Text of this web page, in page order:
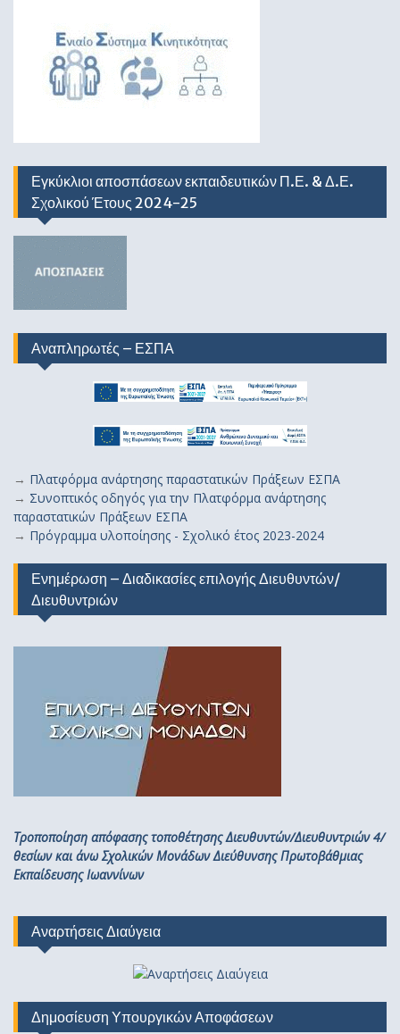
Εγκύκλιοι αποσπάσεων εκπαιδευτικών Π.Ε. & Δ.Ε.
Σχολικού Έτους 2024-25
Αναπληρωτές – ΕΣΠΑ
→ Πλατφόρμα ανάρτησης παραστατικών Πράξεων ΕΣΠΑ
→ Συνοπτικός οδηγός για την Πλατφόρμα ανάρτησης
παραστατικών Πράξεων ΕΣΠΑ
→ Πρόγραμμα υλοποίησης - Σχολικό έτος 2023-2024
Ενημέρωση – Διαδικασίες επιλογής Διευθυντών/
Διευθυντριών
Τροποποίηση απόφασης τοποθέτησης Διευθυντών/Διευθυντριών 4/
θεσίων και άνω Σχολικών Μονάδων Διεύθυνσης Πρωτοβάθμιας
Εκπαίδευσης Ιωαννίνων
Αναρτήσεις Διαύγεια
Δημοσίευση Υπουργικών Αποφάσεων